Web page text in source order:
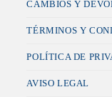
CAMBIOS Y
TÉRMINOS Y
POLÍTICA DE
AVISO LEGAL